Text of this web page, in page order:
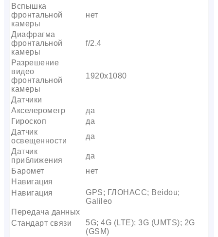
Вспышка
фронтальной
камеры
нет
Диафрагма
фронтальной
камеры
f/2.4
Разрешение
видео
фронтальной
камеры
1920х1080
Датчики
Акселерометр
да
Гироскоп
да
Датчик
освещенности
да
Датчик
приближения
да
Баромет
нет
Навигация
Навигация
GPS; ГЛОНАСС; Beidou;
Galileo
Передача данных
Стандарт связи
5G; 4G (LTE); 3G (UMTS); 2G
(GSM)